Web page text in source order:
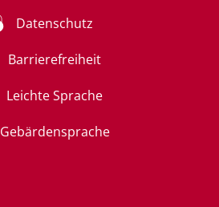
Datenschutz
Barrierefreiheit
Leichte Sprache
Gebärdensprache